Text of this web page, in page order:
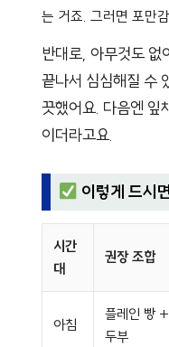
는 거죠. 그러면 포만
반대로, 아무것도 없
끝나서 심심해질 수
끗했어요. 다음엔 잎
이더라고요.
이렇게 드시
시간
대
권장 조합
아침
플레인 빵
두부